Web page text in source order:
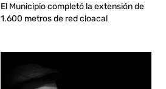
El Municipio completó la extensión de
1.600 metros de red cloacal